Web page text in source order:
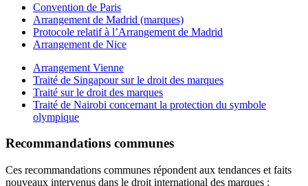
Convention de Paris
Arrangement de Madrid (marques)
Protocole relatif à l’Arrangement de Madrid
Arrangement de Nice
Arrangement Vienne
Traité de Singapour sur le droit des marques
Traité sur le droit des marques
Traité de Nairobi concernant la protection du symbole
olympique
Recommandations communes
Ces recommandations communes répondent aux tendances et faits
nouveaux intervenus dans le droit international des marques :